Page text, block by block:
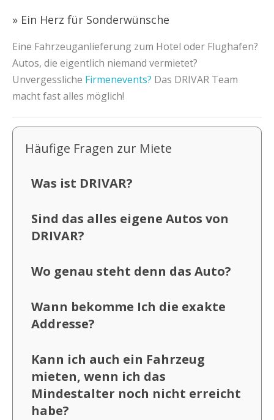
» Ein Herz für Sonderwünsche
Eine Fahrzeuganlieferung zum Hotel oder Flughafen?
Autos, die eigentlich niemand vermietet?
Unvergessliche Firmenevents? Das DRIVAR Team
macht fast alles möglich!
Häufige Fragen zur Miete
Was ist DRIVAR?
Sind das alles eigene Autos von
DRIVAR?
Wo genau steht denn das Auto?
Wann bekomme Ich die exakte
Addresse?
Kann ich auch ein Fahrzeug
mieten, wenn ich das
Mindestalter noch nicht erreicht
habe?